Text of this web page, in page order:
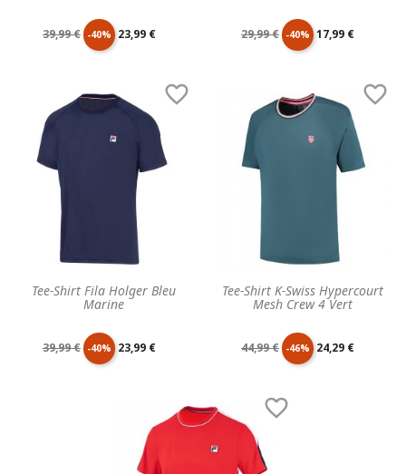
Prix
base
39,99 € -40% Prix
23,99 € Prix
base
29,99 € -40% Prix
17,99 €
Tee-Shirt Fila Holger Bleu
Marine

Prix
39,99 € -40% Prix
23,99 €
Tee-Shirt K-Swiss Hypercourt
Mesh Crew 4 Vert

Prix
base
44,99 € -46% Prix
24,29 €
